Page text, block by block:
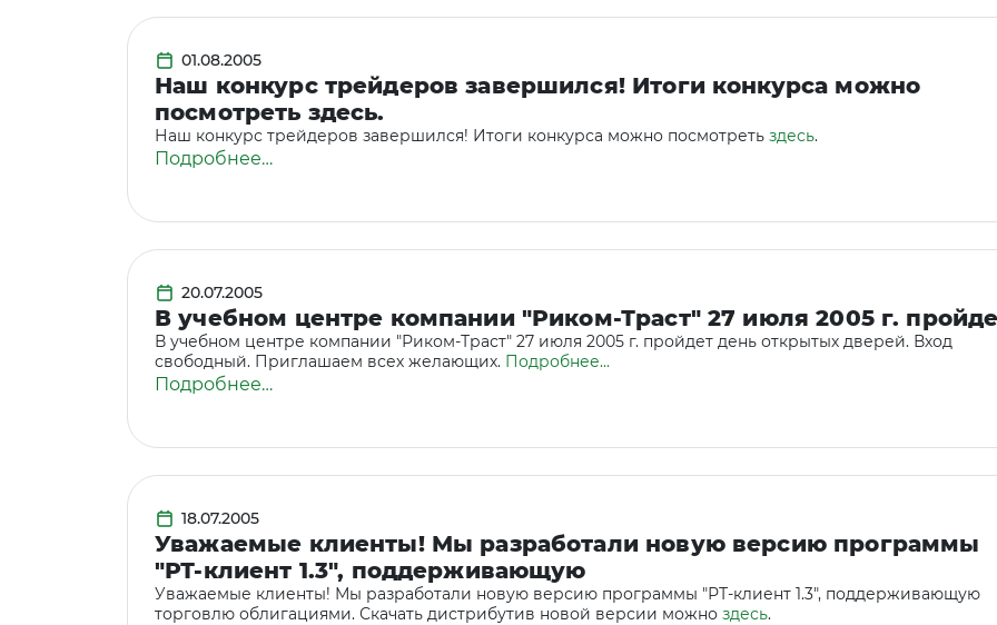
01.08.2005
Наш конкурс трейдеров завершился! Итоги конкурса можно
посмотреть здесь.
Наш конкурс трейдеров завершился! Итоги конкурса можно посмотреть здесь.
Подробнее…
20.07.2005
В учебном центре компании "Риком-Траст" 27 июля 2005 г.
В учебном центре компании "Риком-Траст" 27 июля 2005 г. пройдет день открытых дверей. Вход
свободный. Приглашаем всех желающих. Подробнее...
Подробнее…
18.07.2005
Уважаемые клиенты! Мы разработали новую версию программы
"РТ-клиент 1.3", поддерживающую
Уважаемые клиенты! Мы разработали новую версию программы "РТ-клиент 1.3", поддерживающую
торговлю облигациями. Скачать дистрибутив новой версии можно здесь.